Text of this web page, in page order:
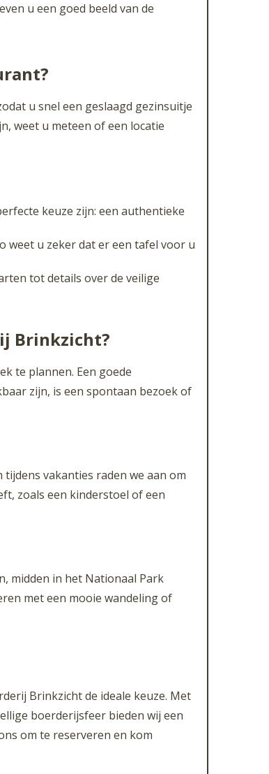
u een goed beeld van de
u snel een geslaagd gezinsuitje
weet u meteen of een locatie
keuze zijn: een authentieke
weet u zeker dat er een tafel voor u
tot details over de veilige
Brinkzicht?
te plannen. Een goede
zijn, is een spontaan bezoek of
tijdens vakanties raden we aan om
zoals een kinderstoel of een
midden in het Nationaal Park
met een mooie wandeling of
Brinkzicht de ideale keuze. Met
boerderijsfeer bieden wij een
om te reserveren en kom